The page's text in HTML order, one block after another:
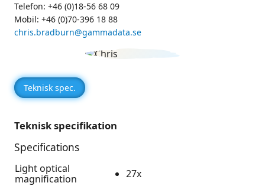
Telefon: +46 (0)18-56 68 09
Mobil: +46 (0)70-396 18 88
chris.bradburn@gammadata.se
Teknisk spec.
Teknisk specifikation
Specifications
Light optical
magnification
27x